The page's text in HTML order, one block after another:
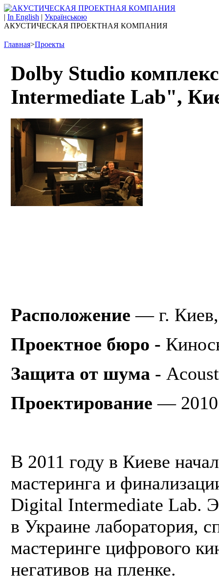
| In English | Українською
АКУСТИЧЕСКАЯ ПРОЕКТНАЯ КОМПАНИЯ
Главная>Проекты
Dolby Studio
Intermediate Lab",
Расположение — г. Киев,
Проектное бюро -
Защита от шума -
Проектирование— 2010
В 2011 году в Киеве
мастеринга и
Digital Intermediate Lab.
в Украине лаборатория,
мастеринге цифрового
негативов на пленке.